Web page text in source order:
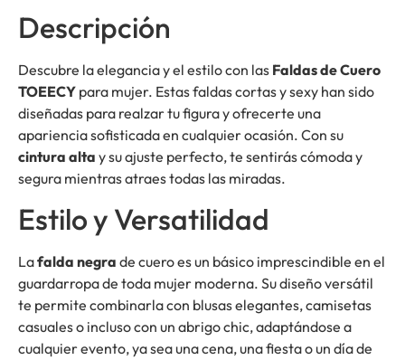
Descripción
Descubre la elegancia y el estilo con las Faldas de Cuero
TOEECY para mujer. Estas faldas cortas y sexy han sido
diseñadas para realzar tu figura y ofrecerte una
apariencia sofisticada en cualquier ocasión. Con su
cintura alta y su ajuste perfecto, te sentirás cómoda y
segura mientras atraes todas las miradas.
Estilo y Versatilidad
Lafalda negra de cuero es un básico imprescindible en el
guardarropa de toda mujer moderna. Su diseño versátil
te permite combinarla con blusas elegantes, camisetas
casuales o incluso con un abrigo chic, adaptándose a
cualquier evento, ya sea una cena, una fiesta o un día de